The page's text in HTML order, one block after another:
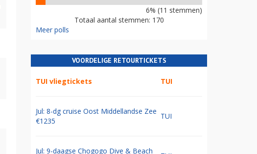
6% (11 stemmen)
Totaal aantal stemmen: 170
Meer polls
VOORDELIGE RETOURTICKETS
TUI vliegtickets TUI
Jul: 8-dg cruise Oost Middellandse Zee
€1235
TUI
Jul: 9-daagse Chogogo Dive & Beach